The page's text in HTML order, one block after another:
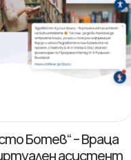
Ботев“ – Враца
асистент